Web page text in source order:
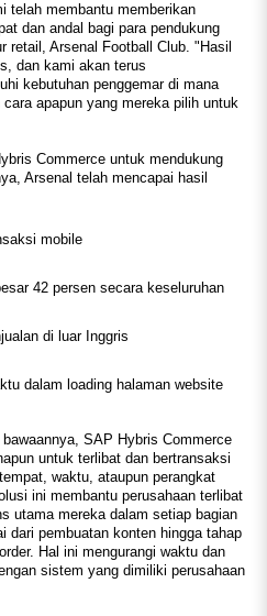
telah membantu memberikan
dan andal bagi para pendukung
retail, Arsenal Football Club. "Hasil
dan kami akan terus
kebutuhan penggemar di mana
apapun yang mereka pilih untuk
Commerce untuk mendukung
Arsenal telah mencapai hasil
mobile
42 persen secara keseluruhan
di luar Inggris
dalam loading halaman website
SAP Hybris Commerce
untuk terlibat dan bertransaksi
waktu, ataupun perangkat
ini membantu perusahaan terlibat
utama mereka dalam setiap bagian
dari pembuatan konten hingga tahap
Hal ini mengurangi waktu dan
sistem yang dimiliki perusahaan